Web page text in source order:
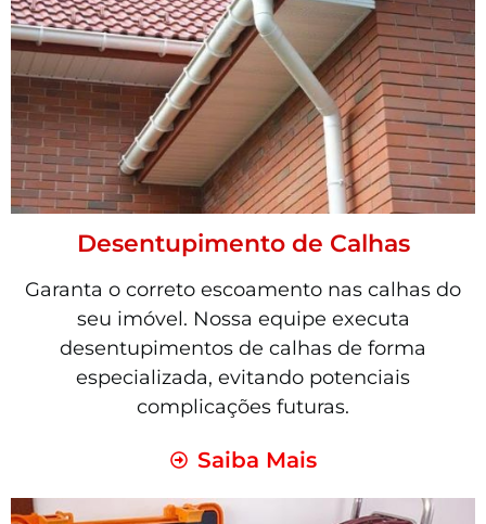
Desentupimento de Calhas
Garanta o correto escoamento nas calhas do
seu imóvel. Nossa equipe executa
desentupimentos de calhas de forma
especializada, evitando potenciais
complicações futuras.
Saiba Mais